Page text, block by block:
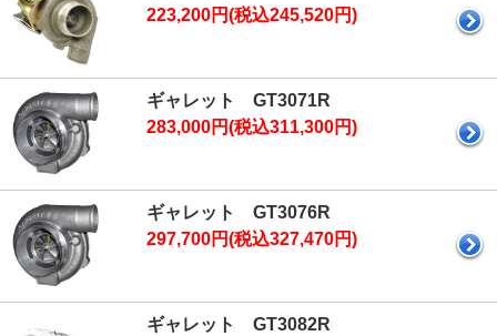
223,200円(税込245,520円)
ギャレット GT3071R
283,000円(税込311,300円)
ギャレット GT3076R
297,700円(税込327,470円)
ギャレット GT3082R